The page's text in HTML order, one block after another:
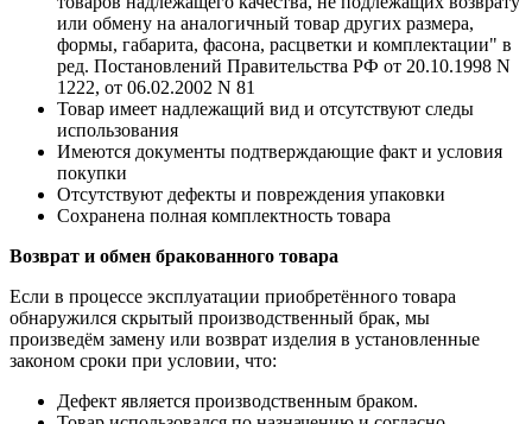
или обмену на аналогичный товар других размера,
формы, габарита, фасона, расцветки и комплектации" в
ред. Постановлений Правительства РФ от 20.10.1998 N
1222, от 06.02.2002 N 81
Товар имеет надлежащий вид и отсутствуют следы
использования
Имеются документы подтверждающие факт и условия
покупки
Отсутствуют дефекты и повреждения упаковки
Сохранена полная комплектность товара
Возврат и обмен бракованного товара
Если в процессе эксплуатации приобретённого товара
обнаружился скрытый производственный брак, мы
произведём замену или возврат изделия в установленные
законом сроки при условии, что:
Дефект является производственным браком.